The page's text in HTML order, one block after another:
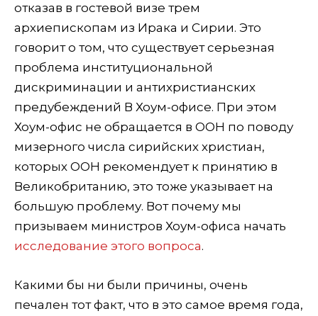
отказав в гостевой визе трем
архиепископам из Ирака и Сирии. Это
говорит о том, что существует серьезная
проблема институциональной
дискриминации и антихристианских
предубеждений В Хоум-офисе. При этом
Хоум-офис не обращается в ООН по поводу
мизерного числа сирийских христиан,
которых ООН рекомендует к принятию в
Великобританию, это тоже указывает на
большую проблему. Вот почему мы
призываем министров Хоум-офиса начать
исследование этого вопроса.
Какими бы ни были причины, очень
печален тот факт, что в это самое время года,